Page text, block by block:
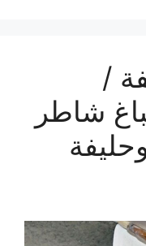
/
/ صباغ شاطر